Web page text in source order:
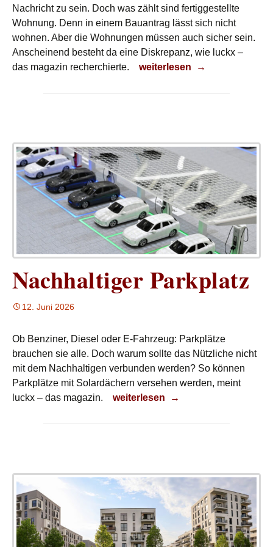
Nachricht zu sein. Doch was zählt sind fertiggestellte
Wohnung. Denn in einem Bauantrag lässt sich nicht
wohnen. Aber die Wohnungen müssen auch sicher sein.
Anscheinend besteht da eine Diskrepanz, wie luckx –
das magazin recherchierte.
Gebäudesicherheit
weiterlesen →
Nachhaltiger Parkplatz
12. Juni 2026
Ob Benziner, Diesel oder E-Fahrzeug: Parkplätze
brauchen sie alle. Doch warum sollte das Nützliche nicht
mit dem Nachhaltigen verbunden werden? So können
Parkplätze mit Solardächern versehen werden, meint
luckx – das magazin.
Nachhaltiger Parkplatz
weiterlesen →